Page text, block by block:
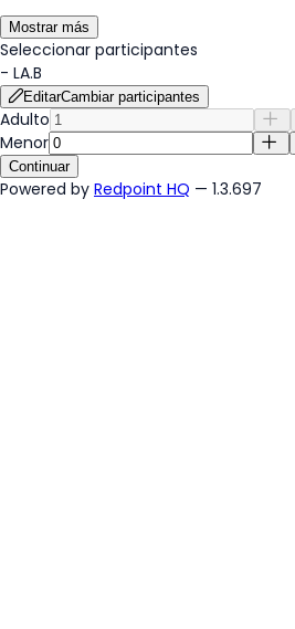
Mostrar más
Seleccionar participantes
- LA.B
EditarCambiar participantes
Adulto
Menor
Continuar
Powered by Redpoint HQ — 1.3.697